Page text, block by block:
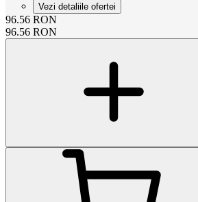
Vezi detaliile ofertei
96.56 RON
96.56 RON